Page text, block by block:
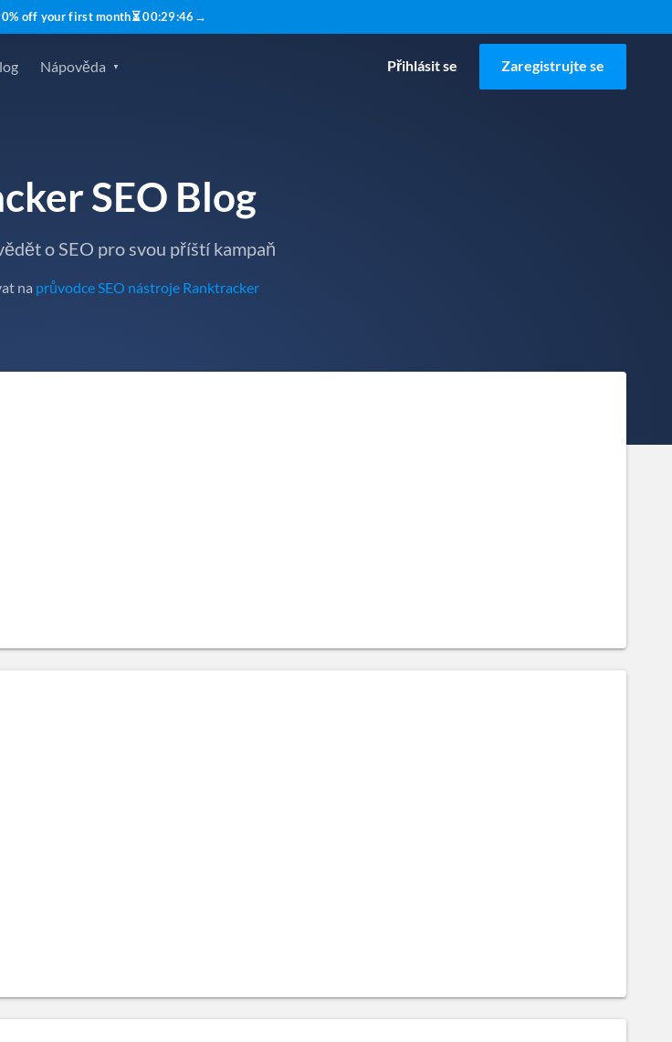
off your first month⏳00:29:45 →
Nápověda Přihlásit se Zaregistrujte se
SEO Blog
o SEO pro svou příští kampaň
na průvodce SEO nástroje Ranktracker